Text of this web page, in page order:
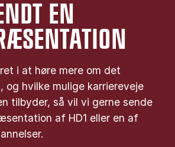
EN
i at høre mere om det
og hvilke mulige karriereveje
tilbyder, så vil vi gerne sende
af HD1 eller en af